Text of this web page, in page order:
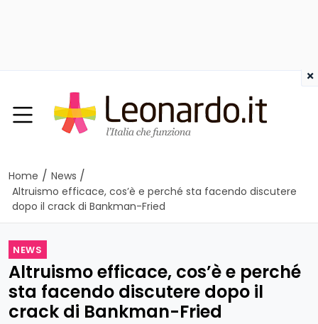
Home / News /
Altruismo efficace, cos’è e perché sta facendo discutere
dopo il crack di Bankman-Fried
NEWS
Altruismo efficace, cos’è e perché
sta facendo discutere dopo il
crack di Bankman-Fried
×